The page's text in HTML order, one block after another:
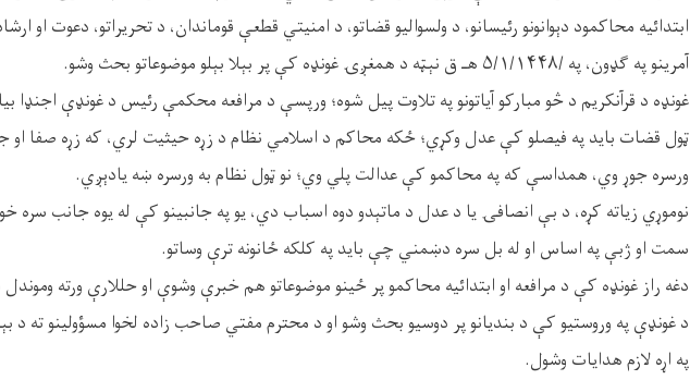
ابتدائيه محاکمود دېوانونو رئیسانو، د ولسواليو قضاتو، د امنيتي قطعې قوماندان، د تحريراتو، دعوت او
آمرينو په ګډون، په /۵/۱/۱۴۴۸ هـ ق نېټه د همغږۍ غونډه کې پر بېلا بېلو موضوعاتو بحث وشو.
غونډه د قرآنکريم د څو مبارکو آياتونو په تلاوت پيل شوه؛ ورپسې د مرافعه محکمې رئيس د غونډې اجنډا
ټول قضات بايد په فيصلو کې عدل وکړي؛ ځکه محاکم د اسلامي نظام د زړه حيثيت لري، که زړه صفا او
ورسره جوړ وي، همداسې که په محاکمو کې عدالت پلي وي؛ نو ټول نظام به ورسره ښه یادېږي.
نوموړي زیاته کړه، د بې انصافۍ يا د عدل د ماتېدو دوه اسباب دي، يو په جانبینو کې له یوه جانب سره
سمت او ژبې په اساس او له بل سره دښمني چې باید په کلکه ځانونه ترې وساتو.
دغه راز غونډه کې د مرافعه او ابتدائيه محاکمو پر ځینو موضوعاتو هم خبرې وشوې او حللارې ورته
د غونډې په وروستيو کې د بندیانو پر دوسیو بحث وشو او د محترم مفتي صاحب زاده لخوا مسؤولینو ته د
په اړه لازم هدایات وشول.